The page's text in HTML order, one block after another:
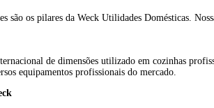
são os pilares da Weck Utilidades Domésticas.
de dimensões utilizado em cozinhas
equipamentos profissionais do mercado.